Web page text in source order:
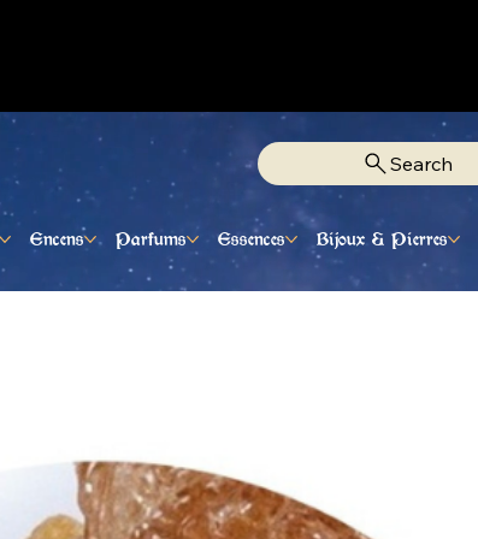
Encens Parfums Essences Bijoux & Pierres
Search